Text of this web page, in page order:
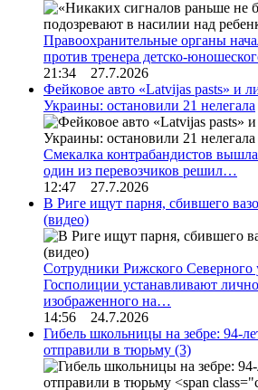
Правоохранительные органы
против тренера детско-
21:34 27.7.2026
Фейковое авто «Latvijas pasts» и
Украины: остановили 21 нелегала
Смекалка контрабандистов
один из перевозчиков решил…
12:47 27.7.2026
В Риге ищут парня, сбившего
(видео)
Сотрудники Рижского Северного
Госполиции устанавливают
изображенного на…
14:56 24.7.2026
Гибель школьницы на зебре: 94-
отправили в тюрьму (3)